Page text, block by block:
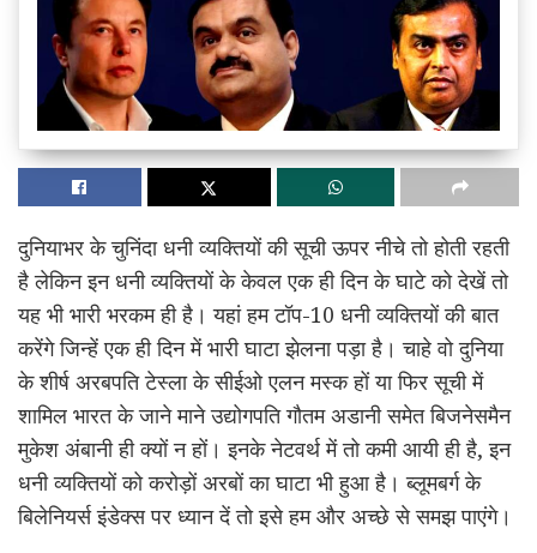
दुनियाभर के चुनिंदा धनी व्यक्तियों की सूची ऊपर नीचे तो होती रहती
है लेकिन इन धनी व्यक्तियों के केवल एक ही दिन के घाटे को देखें तो
यह भी भारी भरकम ही है। यहां हम टॉप-10 धनी व्यक्तियों की बात
करेंगे जिन्हें एक ही दिन में भारी घाटा झेलना पड़ा है। चाहे वो दुनिया
के शीर्ष अरबपति टेस्ला के सीईओ एलन मस्क हों या फिर सूची में
शामिल भारत के जाने माने उद्योगपति गौतम अडानी समेत बिजनेसमैन
मुकेश अंबानी ही क्यों न हों। इनके नेटवर्थ में तो कमी आयी ही है, इन
धनी व्यक्तियों को करोड़ों अरबों का घाटा भी हुआ है। ब्लूमबर्ग के
बिलेनियर्स इंडेक्स पर ध्यान दें तो इसे हम और अच्छे से समझ पाएंगे।